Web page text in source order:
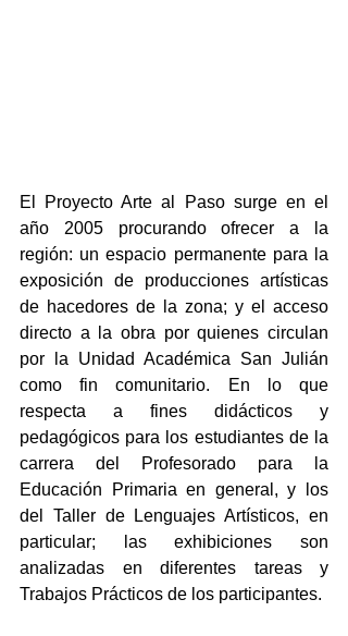
El Proyecto Arte al Paso surge en el
año 2005 procurando ofrecer a la
región: un espacio permanente para la
exposición de producciones artísticas
de hacedores de la zona; y el acceso
directo a la obra por quienes circulan
por la Unidad Académica San Julián
como fin comunitario. En lo que
respecta a fines didácticos y
pedagógicos para los estudiantes de la
carrera del Profesorado para la
Educación Primaria en general, y los
del Taller de Lenguajes Artísticos, en
particular; las exhibiciones son
analizadas en diferentes tareas y
Trabajos Prácticos de los participantes.